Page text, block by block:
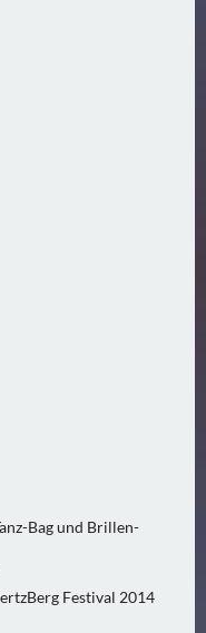
Bag und Brillen-
Festival 2014